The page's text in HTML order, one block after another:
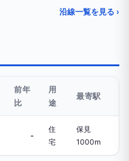
沿線一覧を見る ›
前年
比
用
途
最寄駅
-
住
宅
保見
1000m